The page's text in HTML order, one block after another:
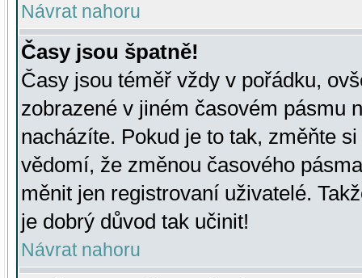
Návrat nahoru
Časy jsou špatně!
Časy jsou téměř vždy v pořádku,
zobrazené v jiném časovém pásmu
nacházíte. Pokud je to tak, změňte
vědomí, že změnou časového
měnit jen registrovaní uživatelé.
je dobrý důvod tak učinit!
Návrat nahoru